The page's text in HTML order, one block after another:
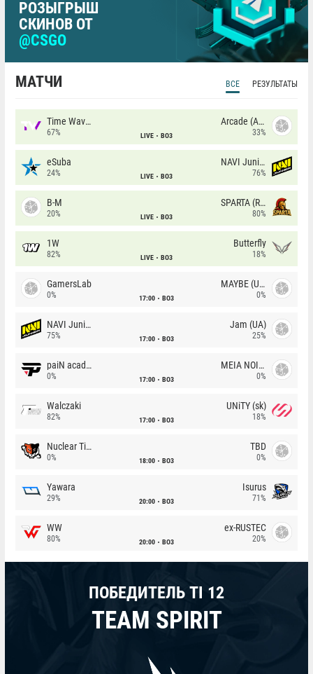
РОЗЫГРЫШ
СКИНОВ ОТ
@CSGO
МАТЧИ ВСЕ РЕЗУЛЬТАТЫ
Time Waves
67% LIVE BO3
Arcade (AU)
33%
eSuba
24% LIVE BO3
NAVI Junior
76%
B-M
20% LIVE BO3
SPARTA (RU)
80%
1W
82% LIVE BO3
Butterfly
18%
GamersLab
0% 17:00 BO3
MAYBE (UA)
0%
NAVI Junior
75% 17:00 BO3
Jam (UA)
25%
paiN academy
0% 17:00 BO3
MEIA NOITE
0%
Walczaki
82% 17:00 BO3
UNiTY (sk)
18%
Nuclear TigeRES
0% 18:00 BO3
TBD
0%
Yawara
29% 20:00 BO3
Isurus
71%
WW
80% 20:00 BO3
ex-RUSTEC
20%
ПОБЕДИТЕЛЬ TI 12
TEAM SPIRIT